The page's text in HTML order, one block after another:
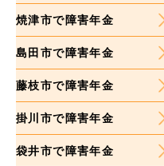
焼津市で障害年金
島田市で障害年金
藤枝市で障害年金
掛川市で障害年金
袋井市で障害年金